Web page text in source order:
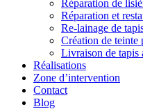
Réparation de
Réparation et
Re-lainage de
Création de teinte
Livraison de tapis
Réalisations
Zone d’intervention
Contact
Blog